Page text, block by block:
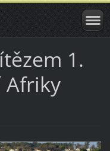
1.
Afriky